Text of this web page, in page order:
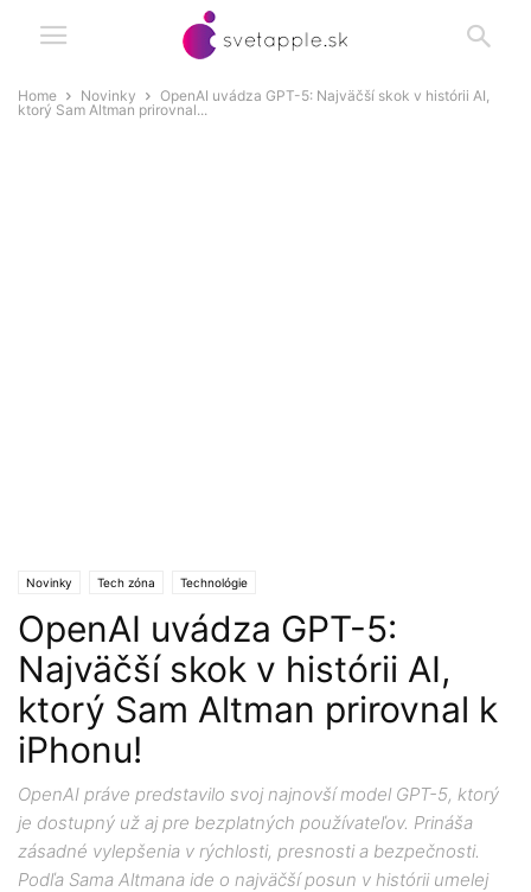
Home Novinky
OpenAI uvádza GPT-5: Najväčší skok v histórii AI,
ktorý Sam Altman prirovnal...
Novinky Tech zóna Technológie
OpenAI uvádza GPT-5:
Najväčší skok v histórii AI,
ktorý Sam Altman prirovnal k
iPhonu!
OpenAI práve predstavilo svoj najnovší model GPT-5, ktorý
je dostupný už aj pre bezplatných používateľov. Prináša
zásadné vylepšenia v rýchlosti, presnosti a bezpečnosti.
Podľa Sama Altmana ide o najväčší posun v histórii umelej